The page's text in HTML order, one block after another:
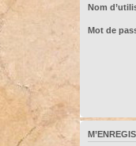
Nom
Mot de